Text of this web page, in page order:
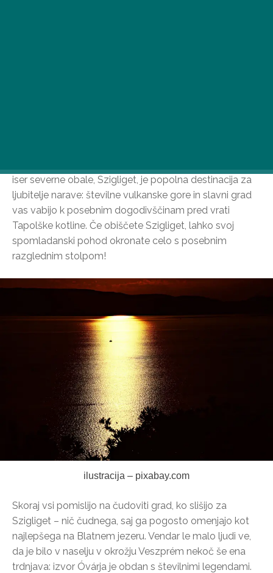
iser severne obale, Szigliget, je popolna destinacija za
ljubitelje narave: številne vulkanske gore in slavni grad
vas vabijo k posebnim dogodivščinam pred vrati
Tapolške kotline. Če obiščete Szigliget, lahko svoj
spomladanski pohod okronate celo s posebnim
razglednim stolpom!
ilustracija – pixabay.com
Skoraj vsi pomislijo na čudoviti grad, ko slišijo za
Szigliget – nič čudnega, saj ga pogosto omenjajo kot
najlepšega na Blatnem jezeru. Vendar le malo ljudi ve,
da je bilo v naselju v okrožju Veszprém nekoč še ena
trdnjava: izvor Óvárja je obdan s številnimi legendami.